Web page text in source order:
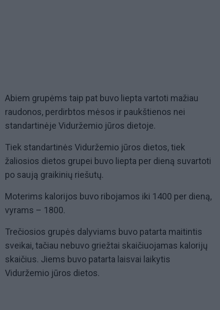
Abiem grupėms taip pat buvo liepta vartoti mažiau
raudonos, perdirbtos mėsos ir paukštienos nei
standartinėje Viduržemio jūros dietoje.
Tiek standartinės Viduržemio jūros dietos, tiek
žaliosios dietos grupei buvo liepta per dieną suvartoti
po saują graikinių riešutų.
Moterims kalorijos buvo ribojamos iki 1400 per dieną,
vyrams – 1800.
Trečiosios grupės dalyviams buvo patarta maitintis
sveikai, tačiau nebuvo griežtai skaičiuojamas kalorijų
skaičius. Jiems buvo patarta laisvai laikytis
Viduržemio jūros dietos.